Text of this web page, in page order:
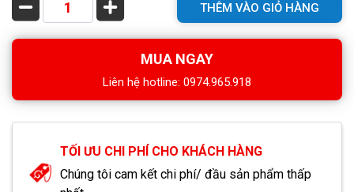
THÊM VÀO GIỎ HÀNG
MUA NGAY
Liên hệ hotline: 0974.965.918
TỐI ƯU CHI PHÍ CHO KHÁCH HÀNG
Chúng tôi cam kết chi phí/ đầu sản phẩm thấp